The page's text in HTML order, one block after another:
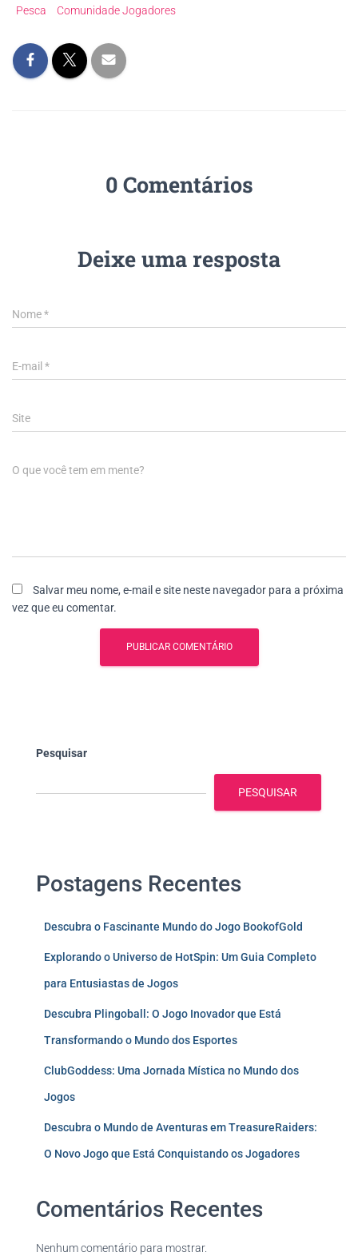
Pesca Comunidade Jogadores
0 Comentários
Deixe uma resposta
Nome*
E-mail *
Site
O que você tem em mente?
Salvar meu nome, e-mail e site neste navegador para a próxima
vez que eu comentar.
Pesquisar
PESQUISAR
Postagens Recentes
Descubra o Fascinante Mundo do Jogo BookofGold
Explorando o Universo de HotSpin: Um Guia Completo
para Entusiastas de Jogos
Descubra Plingoball: O Jogo Inovador que Está
Transformando o Mundo dos Esportes
ClubGoddess: Uma Jornada Mística no Mundo dos
Jogos
Descubra o Mundo de Aventuras em TreasureRaiders:
O Novo Jogo que Está Conquistando os Jogadores
Comentários Recentes
Nenhum comentário para mostrar.